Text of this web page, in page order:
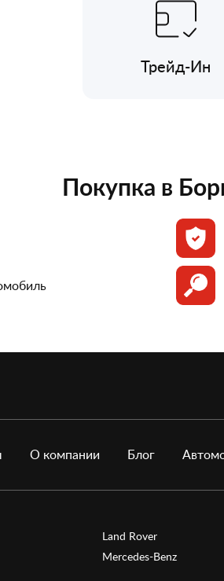
Трейд-Ин
Покупка в
О компании Блог
Land Rover
Mercedes-Benz